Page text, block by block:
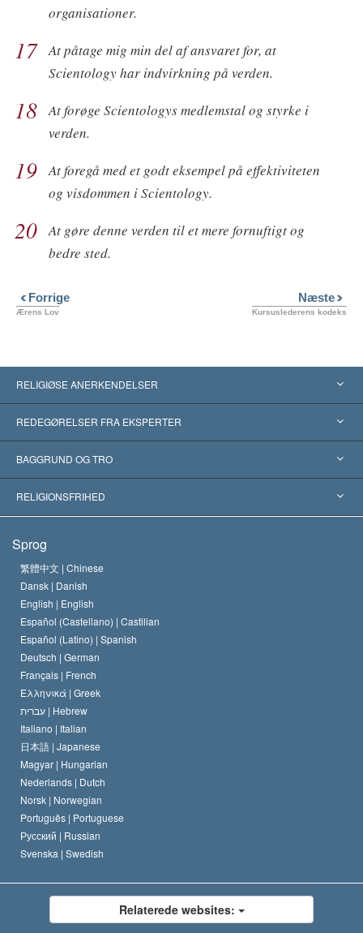
organisationer.
17 At påtage mig min del af ansvaret for, at
Scientology har indvirkning på verden.
18
At forøge Scientologys medlemstal og styrke i
verden.
19
At foregå med et godt eksempel på effektiviteten
og visdommen i Scientology.
20
At gøre denne verden til et mere fornuftigt og
bedre sted.
Forrige
Ærens Lov
Næste
Kursuslederens kodeks
RELIGIØSE ANERKENDELSER
USA
Anerkendelser fra hele verden
Skelsættende kendelser
REDEGØRELSER FRA EKSPERTER
Kategoriserede redegørelser
Verdens førende eksperter
BAGGRUND OG TRO
L. Ron Hubbard
Scientology kirkens trosbekendelse
En Scientologs Kodeks
David Miscavige
RELIGIONSFRIHED
Internationale standarder for menneskerettighederne
Bekendtgørelse om religion
Sprog
繁體中文 | Chinese
Dansk | Danish
English | English
Español (Castellano) | Castilian
Español (Latino) | Spanish
Deutsch | German
Français | French
Ελληνικά | Greek
עברית | Hebrew
Italiano | Italian
日本語 | Japanese
Magyar | Hungarian
Nederlands | Dutch
Norsk | Norwegian
Português | Portuguese
Русский | Russian
Svenska | Swedish
Relaterede websites: